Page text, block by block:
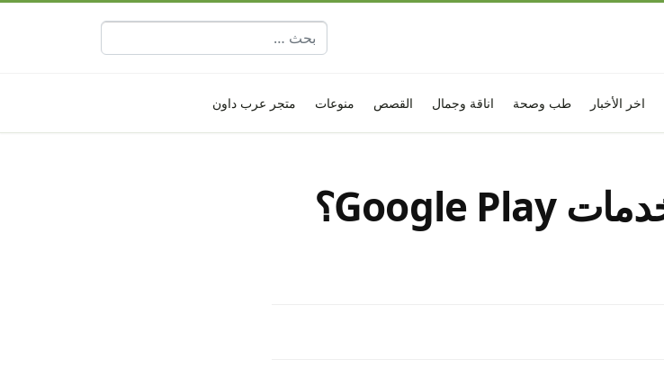
البحث عن:
اخر الأخبار طب وصحة اناقة وجمال القصص منوعات متجر عرب داون
للأسف تم ايقاف خدمات Google Play؟